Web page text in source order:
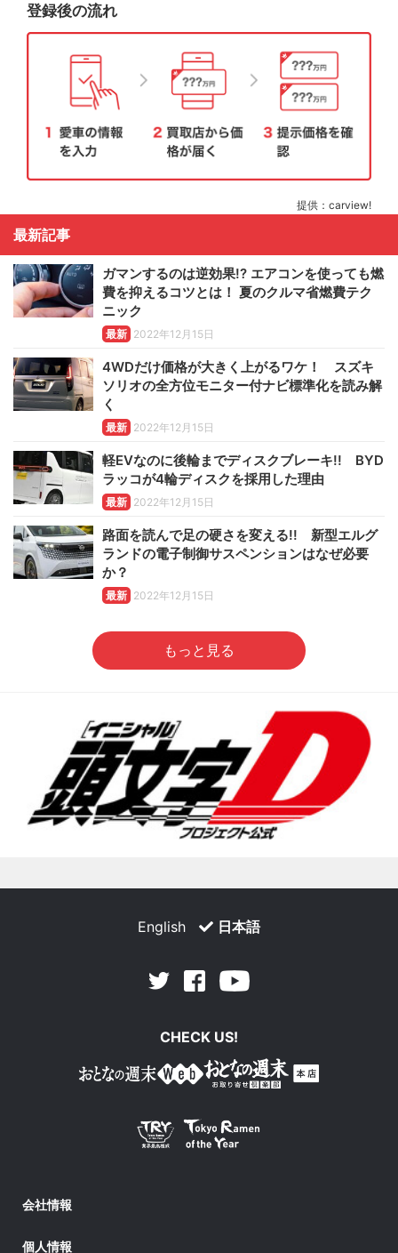
登録後の流れ
提供：carview!
最新記事
ガマンするのは逆効果!? エアコンを使っても燃
費を抑えるコツとは！ 夏のクルマ省燃費テク
ニック
最新 2022年12月15日
4WDだけ価格が大きく上がるワケ！ スズキ
ソリオの全方位モニター付ナビ標準化を読み解
く
最新 2022年12月15日
軽EVなのに後輪までディスクブレーキ!! BYD
ラッコが4輪ディスクを採用した理由
最新 2022年12月15日
路面を読んで足の硬さを変える!! 新型エルグ
ランドの電子制御サスペンションはなぜ必要
か？
最新 2022年12月15日
もっと見る
English 日本語
Twitter Facebook
CHECK US!
会社情報
個人情報